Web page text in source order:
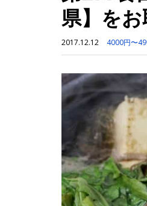
県】をお
2017.12.12 4000円〜